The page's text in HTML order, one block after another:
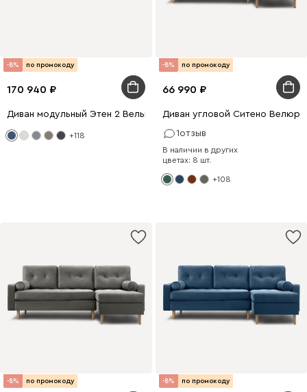
-8% по промокоду
170 940
Диван модульный Этен 2 Вельвет Синий
+118
-8% по промокоду
66 990
Диван угловой Ситено Велюр
1отзыв
В наличии в других
цветах: 8 шт.
+108
-8% по промокоду -8% по промокоду